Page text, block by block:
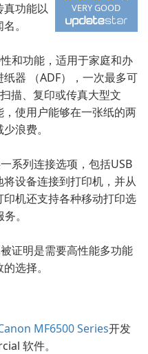
VERY GOOD
真功能以
。
和功能，适用于家庭和办
器 （ADF），一次最多可
描、复印或传真大型文
使用户能够在一张纸的两
浪费。
系列连接选项，包括USB
设备连接到打印机，并从
机还支持各种移动打印选
。
证明是需要高性能多功能
选择。
MF6500 Series开发
软件。